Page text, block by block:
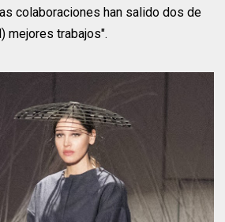
colaboraciones han salido dos de
mejores trabajos".